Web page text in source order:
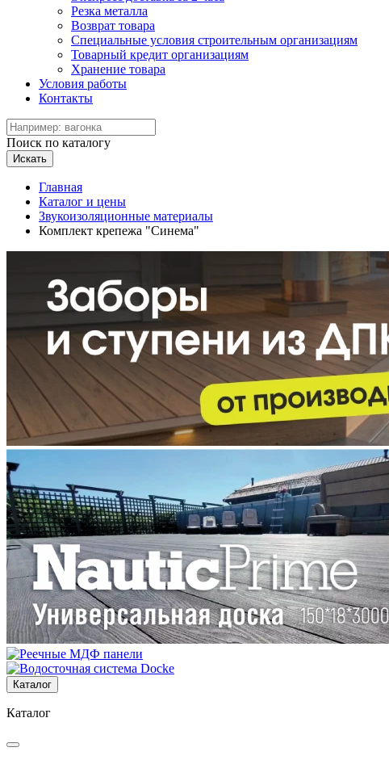
Резка металла
Возврат товара
Специальные условия строительным организациям
Товарный кредит организациям
Хранение товара
Условия работы
Контакты
Поиск по каталогу
Искать
Главная
Каталог и цены
Звукоизоляционные материалы
Комплект крепежа "Синема"
Каталог
Каталог